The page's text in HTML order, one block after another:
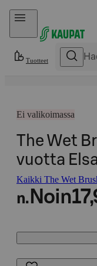
Hyppää sisältöön
Tuotteet
Ei valikoimassa
The Wet
vuotta
Kaikki The Wet
n. Noin